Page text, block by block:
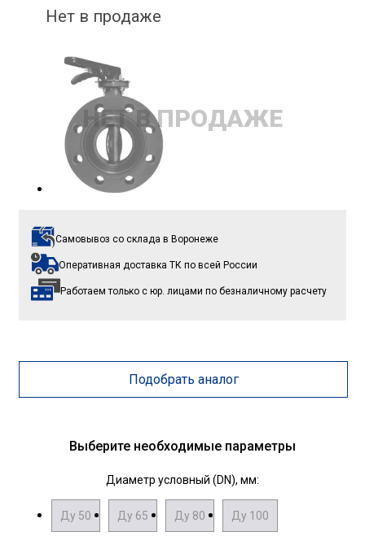
Нет в продаже
НЕТ В ПРОДАЖЕ
Самовывоз со склада в Воронеже
Оперативная доставка ТК по всей России
Работаем только с юр. лицами по безналичному расчету
Подобрать аналог
Выберите необходимые параметры
Диаметр условный (DN), мм:
Ду 50 Ду 65 Ду 80 Ду 100